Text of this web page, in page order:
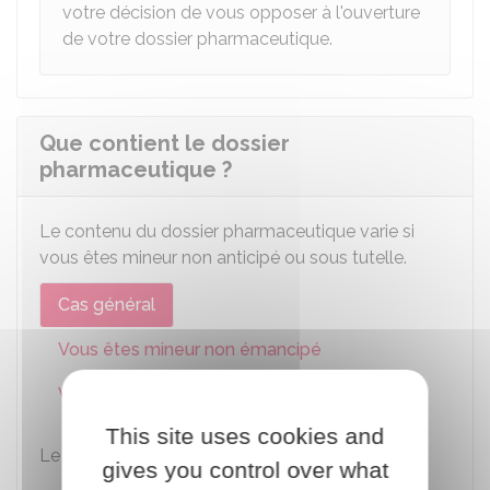
votre décision de vous opposer à l'ouverture
de votre dossier pharmaceutique.
Que contient le dossier
pharmaceutique ?
Le contenu du dossier pharmaceutique varie si
vous êtes mineur non anticipé ou sous tutelle.
Cas général
Vous êtes mineur non émancipé
Vous êtes sous tutelle
Le dossier pharmaceutique contient :
This site uses cookies and
gives you control over what